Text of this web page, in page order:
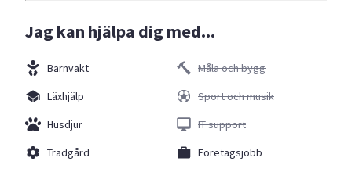
Jag kan hjälpa dig med...
Barnvakt
Läxhjälp
Husdjur
Trädgård
Måla och bygg
Sport och musik
IT support
Företagsjobb